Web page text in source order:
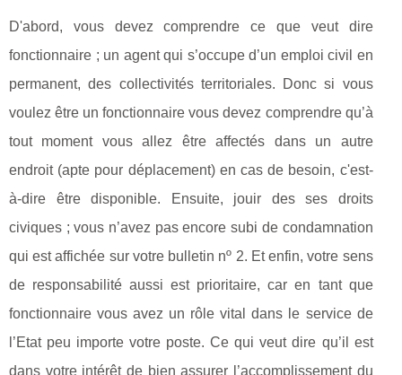
D'abord, vous devez comprendre ce que veut dire
fonctionnaire ; un agent qui s’occupe d’un emploi civil en
permanent, des collectivités territoriales. Donc si vous
voulez être un fonctionnaire vous devez comprendre qu’à
tout moment vous allez être affectés dans un autre
endroit (apte pour déplacement) en cas de besoin, c'est-
à-dire être disponible. Ensuite, jouir des ses droits
civiques ; vous n’avez pas encore subi de condamnation
qui est affichée sur votre bulletin nº 2. Et enfin, votre sens
de responsabilité aussi est prioritaire, car en tant que
fonctionnaire vous avez un rôle vital dans le service de
l’Etat peu importe votre poste. Ce qui veut dire qu’il est
dans votre intérêt de bien assurer l’accomplissement du